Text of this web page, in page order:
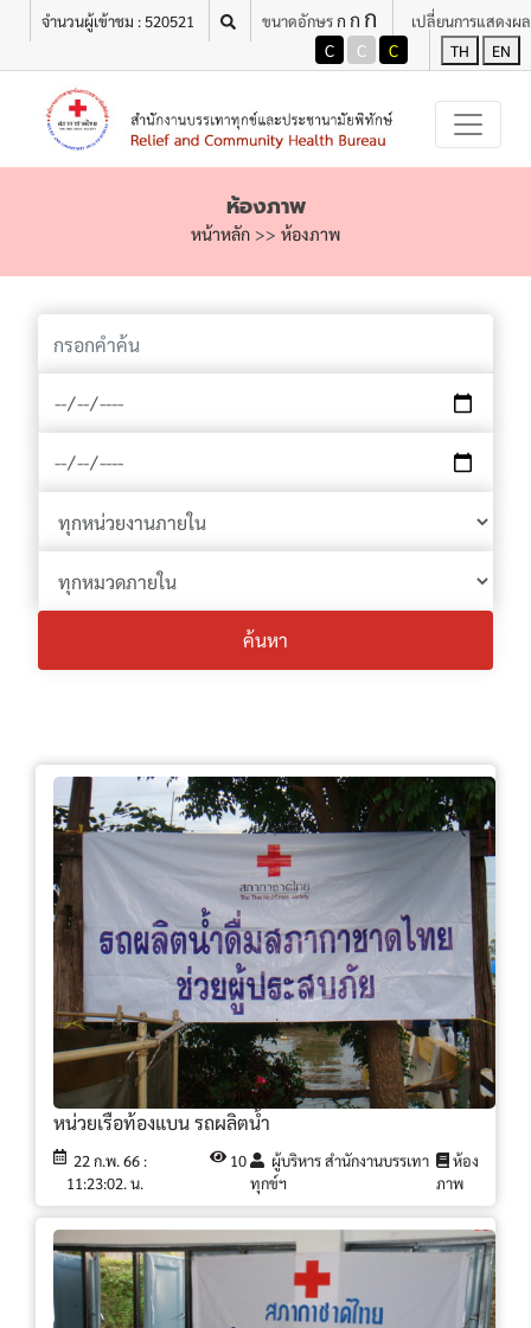
จำนวนผู้เข้าชม : 520521 ขนาดอักษรก ก ก เปลี่ยนการแสดงผล
C C C TH EN
เมนู
ห้องภาพ
หน้าหลัก >> ห้องภาพ
ค้นหา
หน่วยเรือท้องแบน รถผลิตน้ำ
22 ก.พ. 66 :
11:23:02. น.
10
ผู้บริหาร สำนักงานบรรเทา
ทุกข์ฯ
ห้อง
ภาพ